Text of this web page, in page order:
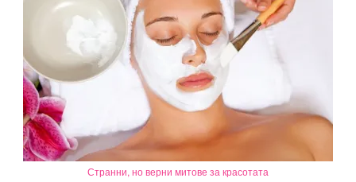
Странни, но верни митове за красотата